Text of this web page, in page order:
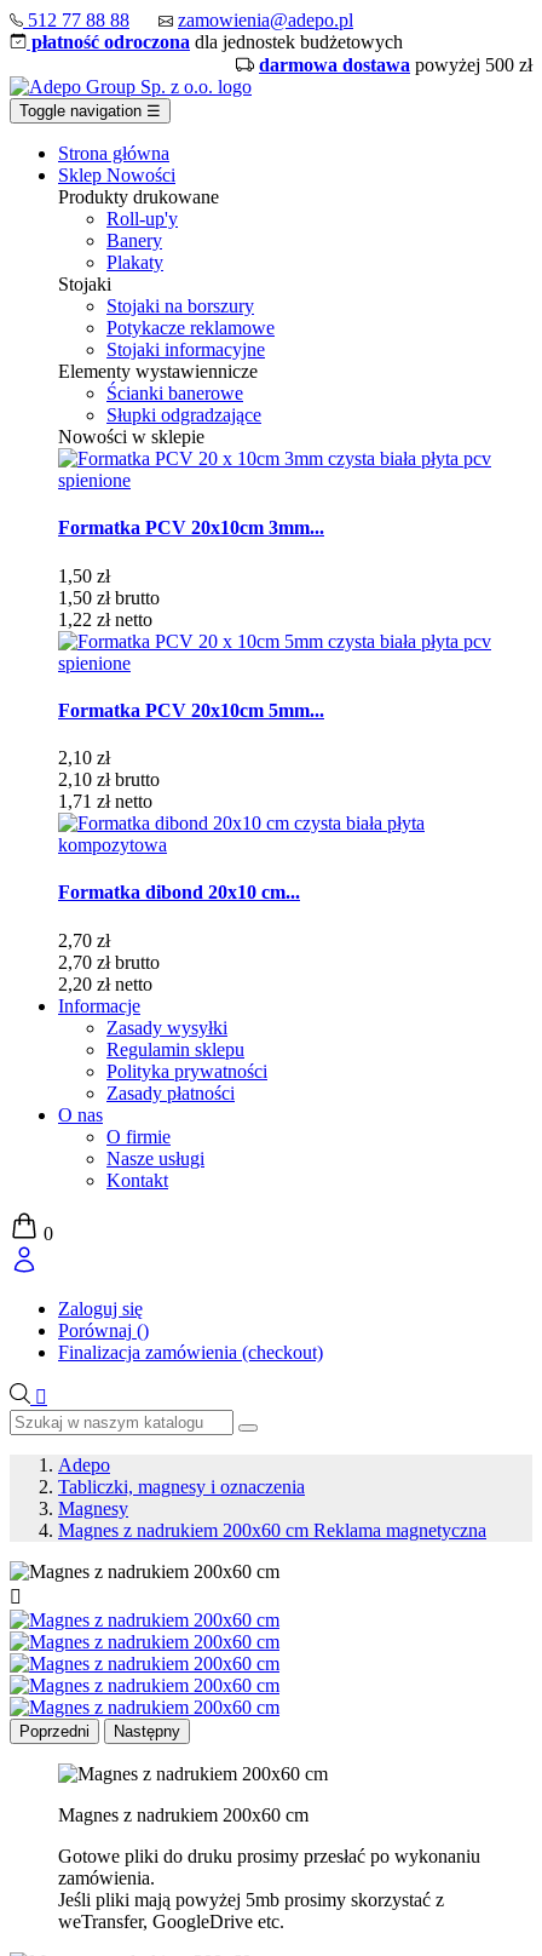
512 77 88 88
zamowienia@adepo.pl
płatność odroczona dla jednostek budżetowych
darmowa dostawa powyżej 500 zł
Toggle navigation ☰
Strona główna
Sklep Nowości
Produkty drukowane
Roll-up'y
Banery
Plakaty
Stojaki
Stojaki na borszury
Potykacze reklamowe
Stojaki informacyjne
Elementy wystawiennicze
Ścianki banerowe
Słupki odgradzające
Nowości w sklepie
Formatka PCV 20x10cm 3mm...
1,50 zł
1,50 zł brutto
1,22 zł netto
Formatka PCV 20x10cm 5mm...
2,10 zł
2,10 zł brutto
1,71 zł netto
Formatka dibond 20x10 cm...
2,70 zł
2,70 zł brutto
2,20 zł netto
Informacje
Zasady wysyłki
Regulamin sklepu
Polityka prywatności
Zasady płatności
O nas
O firmie
Nasze usługi
Kontakt
0
Zaloguj się
Porównaj ()
Finalizacja zamówienia (checkout)

Adepo
Tabliczki, magnesy i oznaczenia
Magnesy
Magnes z nadrukiem 200x60 cm Reklama magnetyczna

Poprzedni Następny
Magnes z nadrukiem 200x60 cm
Gotowe pliki do druku prosimy przesłać po wykonaniu
zamówienia.
Jeśli pliki mają powyżej 5mb prosimy skorzystać z
weTransfer, GoogleDrive etc.